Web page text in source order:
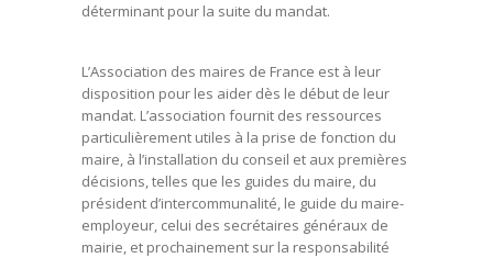
déterminant pour la suite du mandat.
L’Association des maires de France est à leur
disposition pour les aider dès le début de leur
mandat. L’association fournit des ressources
particulièrement utiles à la prise de fonction du
maire, à l’installation du conseil et aux premières
décisions, telles que les guides du maire, du
président d’intercommunalité, le guide du maire-
employeur, celui des secrétaires généraux de
mairie, et prochainement sur la responsabilité